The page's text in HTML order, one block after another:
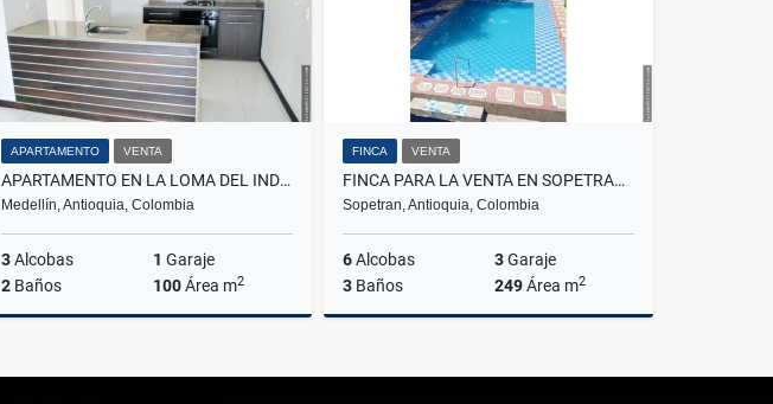
APARTAMENTO VENTA
APARTAMENTO EN LA LOMA DEL INDIO
Medellín, Antioquia, Colombia
3Alcobas 1 Garaje
2 Baños 100Área m2
$890.000.000
FINCA VENTA
FINCA PARA LA VENTA EN SOPETRAN ANTIOQUIA
Sopetran, Antioquia, Colombia
6Alcobas 3Garaje
3 Baños 249Área m2
$1.450.000.000